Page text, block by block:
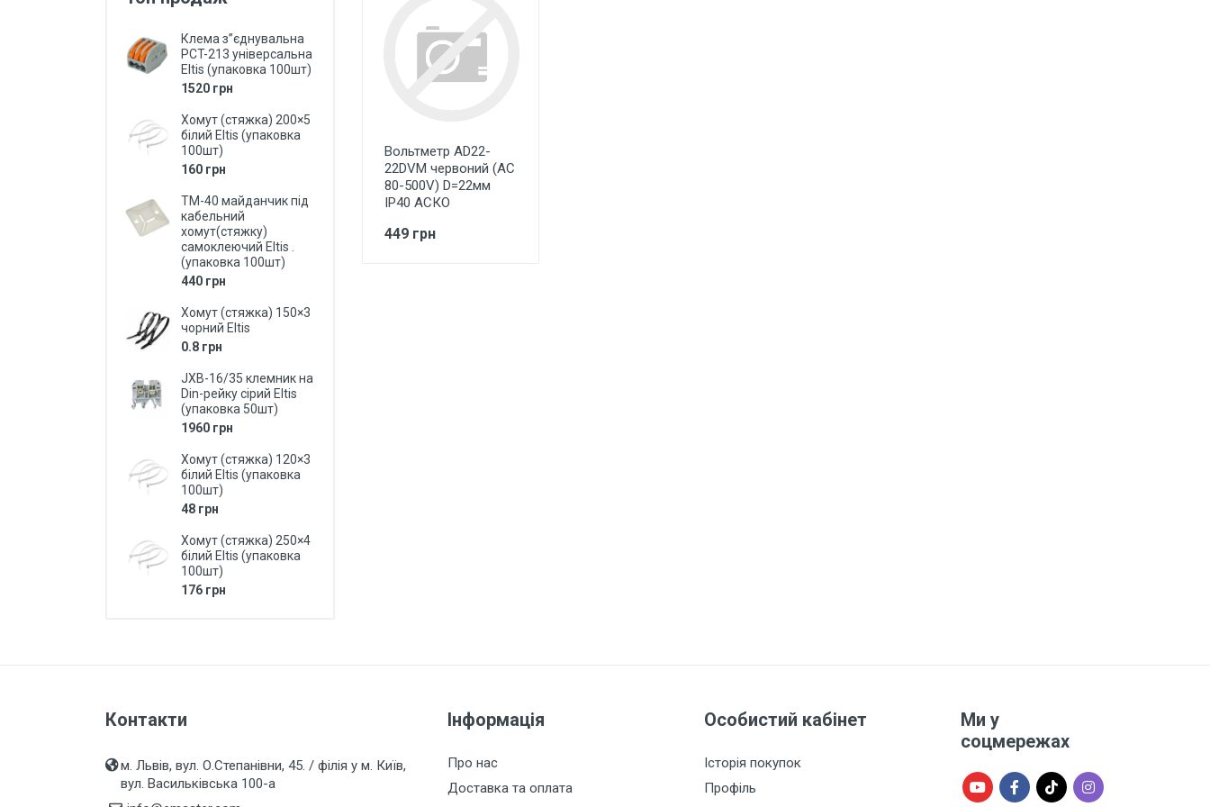
безперебійне живлення,
блискавкозахист
Магнітні пускачі, контактори,
Кнопки, перемикачі, пости...
Дзвоники, кнопки до дзвоників
Коробки монтажні і розподільчі
Щитки, бокси, панелі пластикові
Щитки, бокси металеві
пластмасові)
LED Лампи (світлодіодні)
LED Панелі (світлодіодні)
Технічне LED та люмінісцентне
освітлення
LED Прожектори
Вуличні світильники,
Промислове освітлення
Вуличні світильники LED Eltis
ЗОВНІШНІ СЕРІЇ
електрофурнітури (ІР20, ІР44,
Вентилятори, вент.решітки,
повітроводи
Клема з”єднувальна
PCT-213 універсальна
Eltis (упаковка 100шт)
1520 грн
Хомут (стяжка) 200×5
білий Eltis (упаковка
100шт)
160 грн
ТМ-40 майданчик під
кабельний
хомут(стяжку)
самоклеючий Eltis .
(упаковка 100шт)
440 грн
Хомут (стяжка) 150×3
чорний Eltis
0.8 грн
JXB-16/35 клемник на
Din-рейку сірий Eltis
(упаковка 50шт)
1960 грн
Хомут (стяжка) 120×3
білий Eltis (упаковка
100шт)
48 грн
Хомут (стяжка) 250×4
білий Eltis (упаковка
100шт)
176 грн
Вольтметр AD22-
22DVM червоний (АС
80-500V) D=22мм
ІР40 АСКО
449 грн
Контакти
м. Львів, вул. О.Степанівни, 45. / філія у м. Київ,
вул. Васильківська 100-а
Інформація
Про нас
Доставка та оплата
Особистий кабінет
Історія покупок
Профіль
Ми у
соцмережах